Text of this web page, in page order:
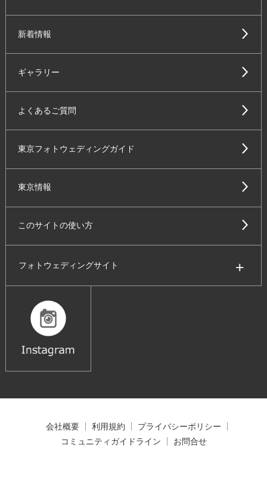
新着情報
ギャラリー
よくあるご質問
東京フォトウェディングガイド
東京情報
このサイトの使い方
フォトウェディングサイト
会社概要 利用規約
プライバシーポリシー
コミュニティガイドライン
お問合せ